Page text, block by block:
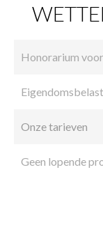
Honorarium
Onze tarieven
Geen lopende